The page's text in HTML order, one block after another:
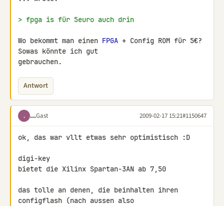
> fpga is für 5euro auch drin
Wo bekommt man einen FPGA + Config ROM für 5€?
Sowas könnte ich gut
gebrauchen.
Antwort
. ...Gast 2009-02-17 15:21#1150647
ok, das war vllt etwas sehr optimistisch :D
digi-key
bietet die Xilinx Spartan-3AN ab 7,50
das tolle an denen, die beinhalten ihren
configflash (nach aussen also